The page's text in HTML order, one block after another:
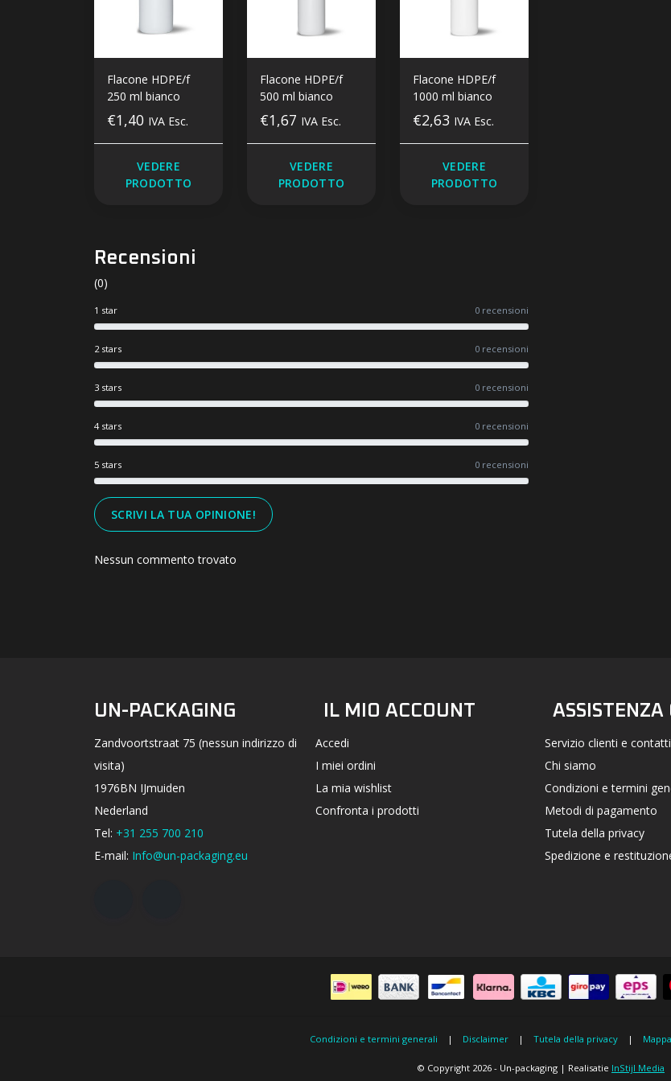
Flacone HDPE/f
250 ml bianco
€1,40 IVA Esc.
VEDERE
PRODOTTO
Flacone HDPE/f
500 ml bianco
€1,67 IVA Esc.
VEDERE
PRODOTTO
Flacone HDPE/f
1000 ml bianco
€2,63 IVA Esc.
VEDERE
PRODOTTO
Recensioni
(0)
1 star 0 recensioni
2 stars 0 recensioni
3 stars 0 recensioni
4 stars 0 recensioni
5 stars 0 recensioni
SCRIVI LA TUA OPINIONE!
Nessun commento trovato
UN-PACKAGING
Zandvoortstraat 75 (nessun indirizzo di
visita)
1976BN IJmuiden
Nederland
Tel: +31 255 700 210
E-mail: Info@un-packaging.eu
IL MIO ACCOUNT
Accedi
I miei ordini
La mia wishlist
Confronta i prodotti
ASSISTENZA
Servizio clienti e contatti
Chi siamo
Condizioni e termini
Metodi di pagamento
Tutela della privacy
Spedizione e
Condizioni e termini generali | Disclaimer | Tutela della privacy |
© Copyright 2026 - Un-packaging | Realisatie InStijl Media